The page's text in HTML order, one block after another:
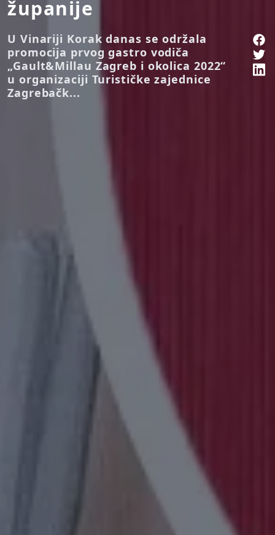
županije
U Vinariji Korak danas se održala
promocija prvog gastro vodiča
„Gault&Millau Zagreb i okolica 2022“
u organizaciji Turističke zajednice
Zagrebačk...